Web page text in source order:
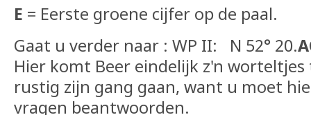
E = Eerste groene cijfer op de paal.
Gaat u verder naar : WP II: N 52° 20.
Hier komt Beer eindelijk z'n
rustig zijn gang gaan, want u moet
vragen beantwoorden.